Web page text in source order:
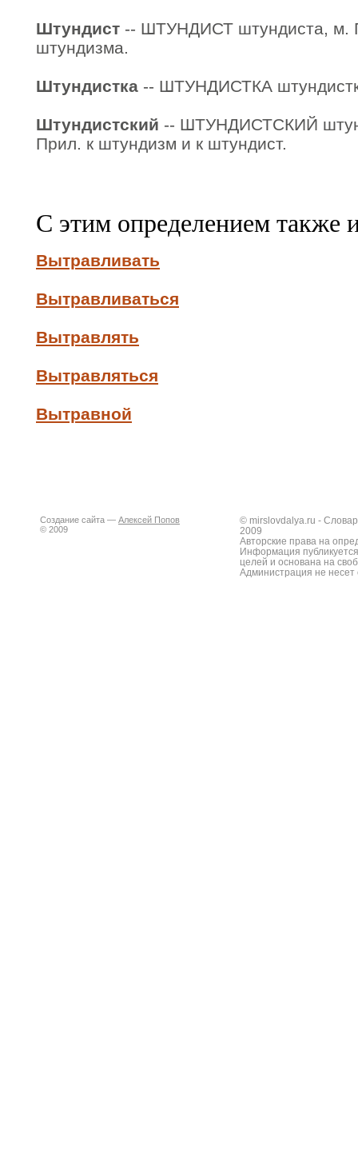
Штундист -- ШТУНДИСТ штундиста, м.
штундизма.
Штундистка -- ШТУНДИСТКА
Штундистский -- ШТУНДИСТСКИЙ
Прил. к штундизм и к штундист.
С этим определением также
Вытравливать
Вытравливаться
Вытравлять
Вытравляться
Вытравной
Создание сайта — Алексей Попов
© 2009
© mirslovdalya.ru -
2009
Авторские права на
Информация
целей и основана на
Администрация не несет